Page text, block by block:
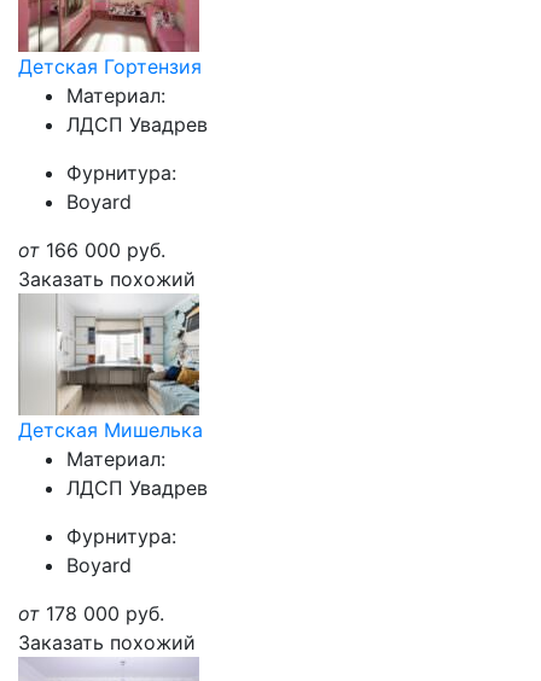
Детская Гортензия
Материал:
ЛДСП Увадрев
Фурнитура:
Boyard
от 166 000 руб.
Заказать похожий
Детская Мишелька
Материал:
ЛДСП Увадрев
Фурнитура:
Boyard
от 178 000 руб.
Заказать похожий